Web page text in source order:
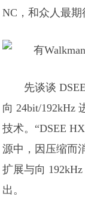
NC，和众人最期
先谈谈
向 24bit/192kHz
技术。“DSEE
源中，因压缩而
扩展与向
出。